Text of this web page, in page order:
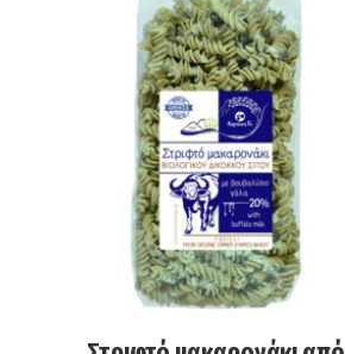
ADD TO CART